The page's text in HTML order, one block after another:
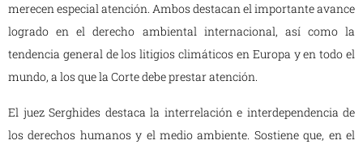
merecen especial atención. Ambos destacan el importante avance
logrado en el derecho ambiental internacional, así como la
tendencia general de los litigios climáticos en Europa y en todo el
mundo, a los que la Corte debe prestar atención.
El juez Serghides destaca la interrelación e interdependencia de
los derechos humanos y el medio ambiente. Sostiene que, en el